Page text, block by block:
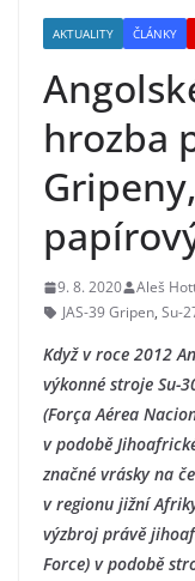
AKTUALITY ČLÁNKY
hrozba
9. 8. 2020 Aleš
JAS-39 Gripen, Su-
Když v roce 2012
výkonné stroje Su-
(Força Aérea
v podobě
značné vrásky na
v regionu jižní
výzbroj právě
Force) v podobě